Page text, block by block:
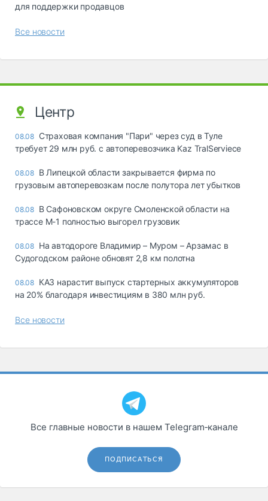
для поддержки продавцов
Все новости
Центр
08.08 Страховая компания "Пари" через суд в Туле
требует 29 млн руб. с автоперевозчика Kaz TralServiece
08.08 В Липецкой области закрывается фирма по
грузовым автоперевозкам после полутора лет убытков
08.08 В Сафоновском округе Смоленской области на
трассе М-1 полностью выгорел грузовик
08.08 На автодороге Владимир – Муром – Арзамас в
Судогодском районе обновят 2,8 км полотна
08.08 КАЗ нарастит выпуск стартерных аккумуляторов
на 20% благодаря инвестициям в 380 млн руб.
Все новости
Все главные новости в нашем Telegram‑канале
ПОДПИСАТЬСЯ